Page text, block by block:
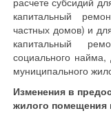
капитальный
частных домов) и
капитальный
социального найма,
муниципального
Изменения в
жилого помещения